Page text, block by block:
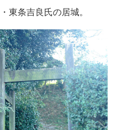
東条吉良氏の居城。